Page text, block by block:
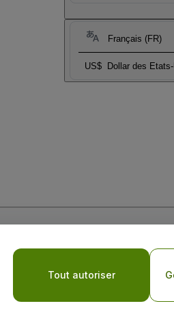
Français (FR)
US$ Dollar des
Politique de confidentialité pour les
Tout autoriser